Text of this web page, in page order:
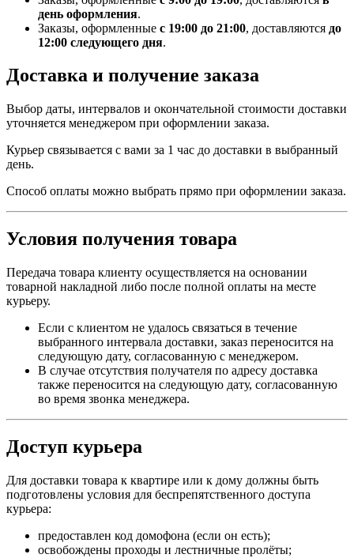
день оформления.
Заказы, оформленные с 19:00 до 21:00, доставляются до
12:00 следующего дня.
Доставка и получение заказа
Выбор даты, интервалов и окончательной стоимости доставки
уточняется менеджером при оформлении заказа.
Курьер связывается с вами за 1 час до доставки в выбранный
день.
Способ оплаты можно выбрать прямо при оформлении заказа.
Условия получения товара
Передача товара клиенту осуществляется на основании
товарной накладной либо после полной оплаты на месте
курьеру.
Если с клиентом не удалось связаться в течение
выбранного интервала доставки, заказ переносится на
следующую дату, согласованную с менеджером.
В случае отсутствия получателя по адресу доставка
также переносится на следующую дату, согласованную
во время звонка менеджера.
Доступ курьера
Для доставки товара к квартире или к дому должны быть
подготовлены условия для беспрепятственного доступа
курьера:
предоставлен код домофона (если он есть);
освобождены проходы и лестничные пролёты;